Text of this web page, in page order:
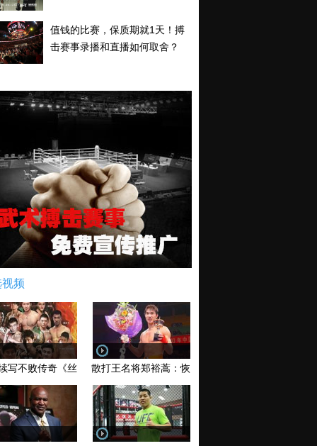
值钱的比赛，保质期就1天！搏
击赛事录播和直播如何取舍？
频
写不败传奇《丝路英雄》太原站全场视频
散打王名将郑裕蒿：恢复训练 有望回归擂台